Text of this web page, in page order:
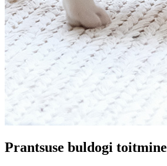
Prantsuse buldogi toitmine